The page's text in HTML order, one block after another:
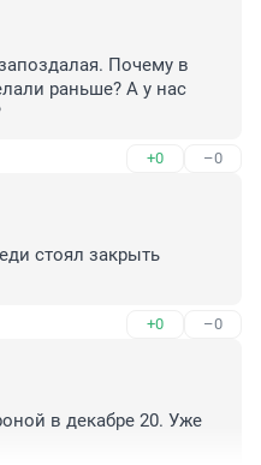
Почему в
раньше? А у нас
+0 –0
стоял закрыть
+0 –0
в декабре 20. Уже